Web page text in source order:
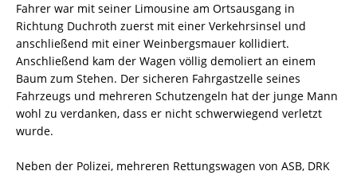
Fahrer war mit seiner Limousine am Ortsausgang in
Richtung Duchroth zuerst mit einer Verkehrsinsel und
anschließend mit einer Weinbergsmauer kollidiert.
Anschließend kam der Wagen völlig demoliert an einem
Baum zum Stehen. Der sicheren Fahrgastzelle seines
Fahrzeugs und mehreren Schutzengeln hat der junge Mann
wohl zu verdanken, dass er nicht schwerwiegend verletzt
wurde.
Neben der Polizei, mehreren Rettungswagen von ASB, DRK